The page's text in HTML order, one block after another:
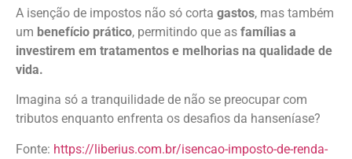
A isenção de impostos não só corta gastos, mas também
um benefício prático, permitindo que as famílias a
investirem em tratamentos e melhorias na qualidade de
vida.
Imagina só a tranquilidade de não se preocupar com
tributos enquanto enfrenta os desafios da hanseníase?
Fonte: https://liberius.com.br/isencao-imposto-de-renda-